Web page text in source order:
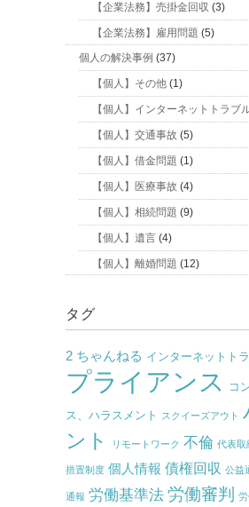
【企業法務】売掛金回収 (3)
【企業法務】雇用問題 (5)
個人の解決事例 (37)
【個人】その他 (1)
【個人】インターネットトラブ
【個人】交通事故 (5)
【個人】借金問題 (1)
【個人】医療事故 (4)
【個人】相続問題 (9)
【個人】遺言 (4)
【個人】離婚問題 (12)
タグ
2 ちゃんねる インターネットト
プライアンス
コ
ス、ハラスメント スクイーズアウト
ント
リモートワーク 不倫 代表取
措置制度 個人情報 債権回収 公益
通報 労働基準法 労働審判